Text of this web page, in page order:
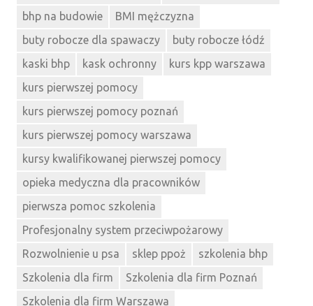
bhp na budowie
BMI mężczyzna
buty robocze dla spawaczy
buty robocze łódź
kaski bhp
kask ochronny
kurs kpp warszawa
kurs pierwszej pomocy
kurs pierwszej pomocy poznań
kurs pierwszej pomocy warszawa
kursy kwalifikowanej pierwszej pomocy
opieka medyczna dla pracowników
pierwsza pomoc szkolenia
Profesjonalny system przeciwpożarowy
Rozwolnienie u psa
sklep ppoż
szkolenia bhp
Szkolenia dla firm
Szkolenia dla firm Poznań
Szkolenia dla firm Warszawa